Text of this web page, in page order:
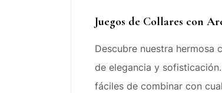
Juegos de Collares con
Descubre nuestra hermosa
de elegancia y
fáciles de combinar con